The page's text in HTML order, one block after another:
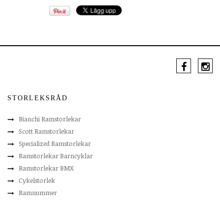
STORLEKSRÅD
Bianchi Ramstorlekar
Scott Ramstorlekar
Specialized Ramstorlekar
Ramstorlekar Barncyklar
Ramstorlekar BMX
Cykelstorlek
Ramnummer